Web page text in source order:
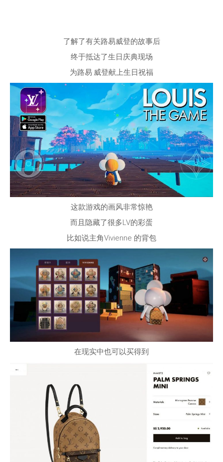
了解了有关路易威登的故事后
终于抵达了生日庆典现场
为路易·威登献上生日祝福
这款游戏的画风非常惊艳
而且隐藏了很多LV的彩蛋
比如说主角Vivienne 的背包
在现实中也可以买得到